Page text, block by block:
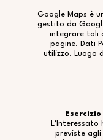
Google Maps è
gestito da
integrare tali
pagine. Dati
utilizzo. Luogo
previste agli